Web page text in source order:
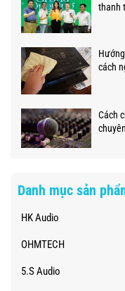
thanh
cách
Cách
Danh mục sản
HK Audio
OHMTECH
5.S Audio